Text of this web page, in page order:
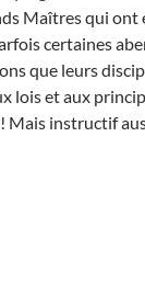
Maîtres qui ont
certaines
que leurs
lois et aux
Mais instructif